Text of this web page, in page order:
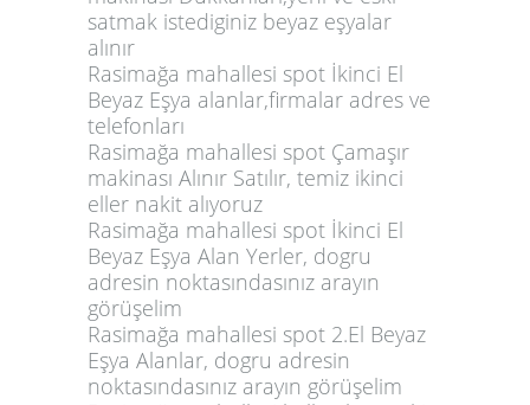
satmak istediginiz beyaz eşyalar
alınır
Rasimağa mahallesi spot İkinci El
Beyaz Eşya alanlar,firmalar adres ve
telefonları
Rasimağa mahallesi spot Çamaşır
makinası Alınır Satılır, temiz ikinci
eller nakit alıyoruz
Rasimağa mahallesi spot İkinci El
Beyaz Eşya Alan Yerler, dogru
adresin noktasındasınız arayın
görüşelim
Rasimağa mahallesi spot 2.El Beyaz
Eşya Alanlar, dogru adresin
noktasındasınız arayın görüşelim